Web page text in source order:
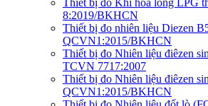
Thiết bị đo Khí hóa lỏng LPG
8:2019/BKHCN
Thiết bị đo nhiên liệu Diezen
QCVN1:2015/BKHCN
Thiết bị đo Nhiên liệu điêzen
TCVN 7717:2007
Thiết bị đo Nhiên liệu điêzen
QCVN1:2015/BKHCN